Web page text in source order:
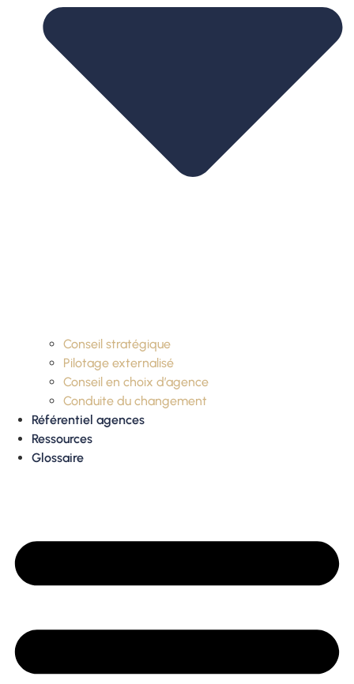
Conseil stratégique
Pilotage externalisé
Conseil en choix d’agence
Conduite du changement
Référentiel agences
Ressources
Glossaire